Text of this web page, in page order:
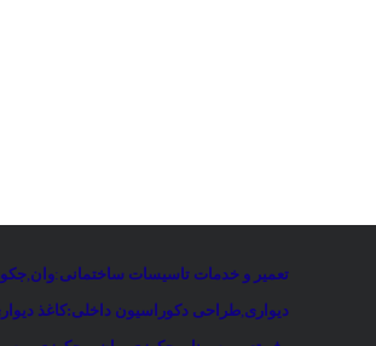
تعمیر و خدمات تاسیسات ساختمانی:وان
دیواری طراحی دکوراسیون داخلی:کاغذ